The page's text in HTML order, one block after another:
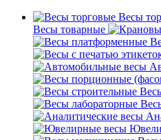
Весы
Весы товарные